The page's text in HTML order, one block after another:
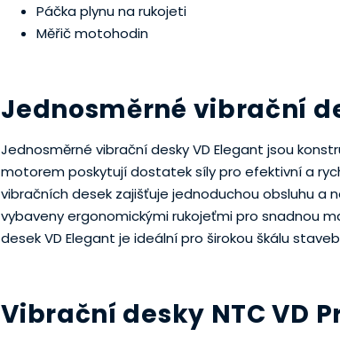
Páčka plynu na rukojeti
Měřič motohodin
Jednosměrné vibrační
Jednosměrné vibrační desky VD Elegant jsou
motorem poskytují dostatek síly pro efektivní a
vibračních desek zajišťuje jednoduchou obsluhu a
vybaveny ergonomickými rukojeťmi pro snadnou
desek VD Elegant je ideální pro širokou škálu
Vibrační desky NTC VD